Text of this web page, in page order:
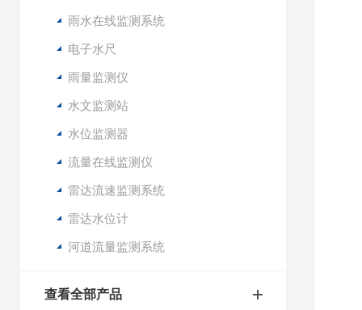
雨水在线监测系统
电子水尺
雨量监测仪
水文监测站
水位监测器
流量在线监测仪
雷达流速监测系统
雷达水位计
河道流量监测系统
查看全部产品